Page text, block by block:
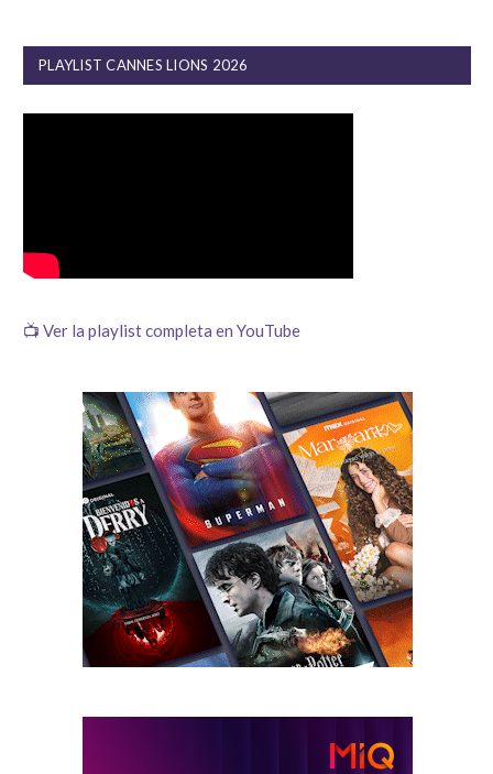
PLAYLIST CANNES LIONS 2026
📺 Ver la playlist completa en YouTube